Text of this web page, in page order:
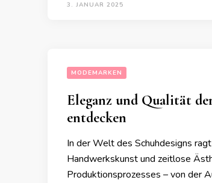
3. JANUAR 2025
MODEMARKEN
Eleganz und Qualität
entdecken
In der Welt des Schuhdesigns
Handwerkskunst und zeitlose
Produktionsprozesses – von der